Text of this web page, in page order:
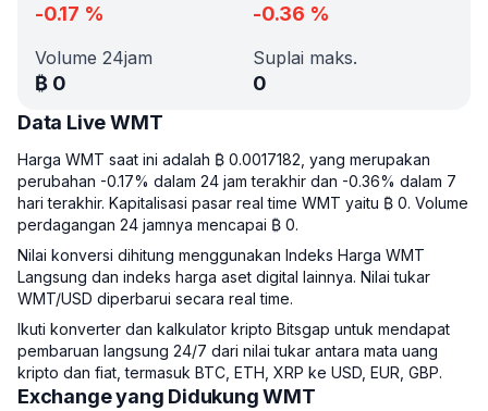
-0.17 % -0.36 %
Volume 24jam
₿ 0
Suplai maks.
0
Data Live WMT
Harga WMT saat ini adalah ₿ 0.0017182, yang merupakan
perubahan -0.17% dalam 24 jam terakhir dan -0.36% dalam 7
hari terakhir. Kapitalisasi pasar real time WMT yaitu ₿ 0. Volume
perdagangan 24 jamnya mencapai ₿ 0.
Nilai konversi dihitung menggunakan Indeks Harga WMT
Langsung dan indeks harga aset digital lainnya. Nilai tukar
WMT/USD diperbarui secara real time.
Ikuti konverter dan kalkulator kripto Bitsgap untuk mendapat
pembaruan langsung 24/7 dari nilai tukar antara mata uang
kripto dan fiat, termasuk BTC, ETH, XRP ke USD, EUR, GBP.
Exchange yang Didukung WMT